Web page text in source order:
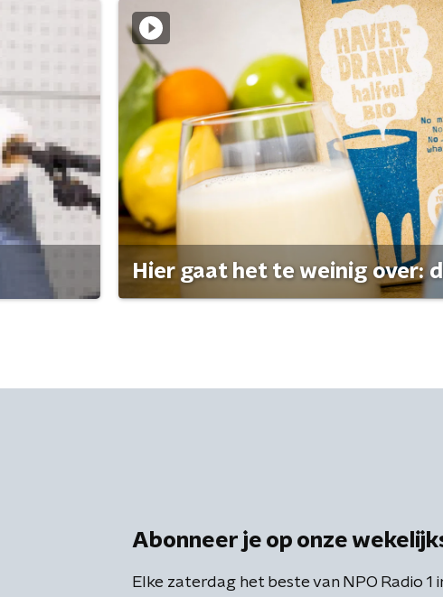
Hier gaat het te weinig over:
Abonneer je op onze
Elke zaterdag het beste van NPO Radio 1